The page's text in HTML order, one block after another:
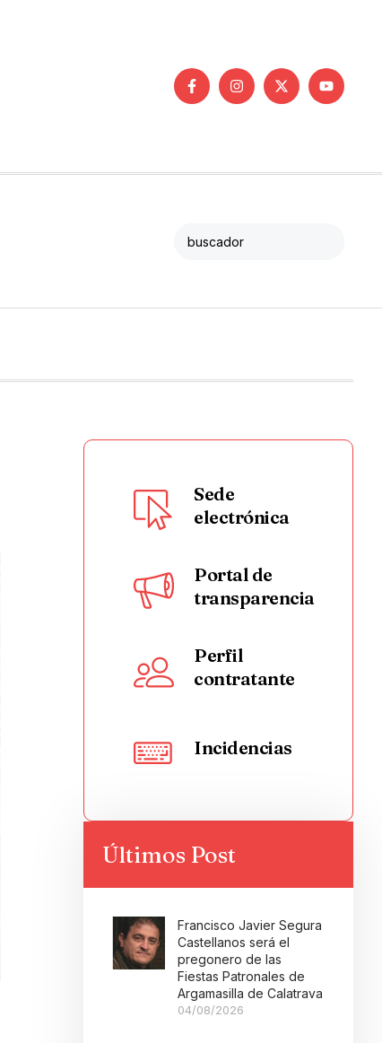
Sede
electrónica
Portal de
transparencia
Perfil
contratante
Incidencias
Últimos Post
Francisco Javier Segura
Castellanos será el
pregonero de las
Fiestas Patronales de
Argamasilla de Calatrava
04/08/2026